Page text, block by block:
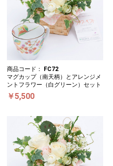
商品コード：
FC72
マグカップ（南天柄）とアレンジメ
ントフラワー（白グリーン）セット
￥5,500